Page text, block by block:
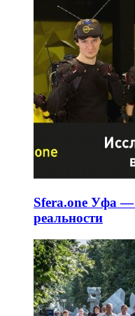
Sfera.one Уфа —
реальности